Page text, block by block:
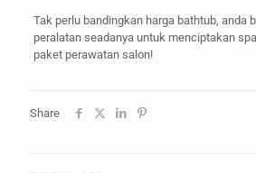
Tak perlu bandingkan harga bathtub, anda
peralatan seadanya untuk menciptakan
paket perawatan salon!
Share